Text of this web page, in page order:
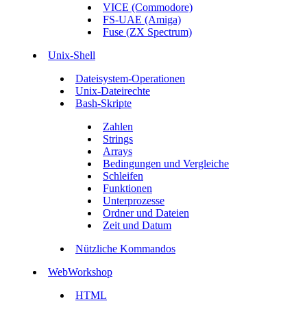
VICE (Commodore)
FS-UAE (Amiga)
Fuse (ZX Spectrum)
Unix-Shell
Dateisystem-Operationen
Unix-Dateirechte
Bash-Skripte
Zahlen
Strings
Arrays
Bedingungen und Vergleiche
Schleifen
Funktionen
Unterprozesse
Ordner und Dateien
Zeit und Datum
Nützliche Kommandos
WebWorkshop
HTML